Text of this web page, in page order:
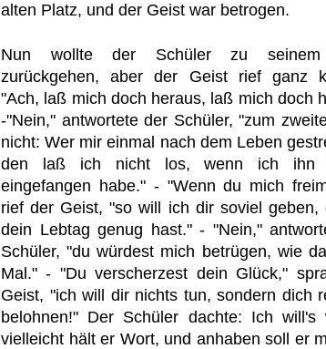
alten Platz, und der Geist war betrogen.
Nun wollte der Schüler zu seinem
zurückgehen, aber der Geist rief ganz
"Ach, laß mich doch heraus, laß mich doch
-"Nein," antwortete der Schüler, "zum
nicht: Wer mir einmal nach dem Leben
den laß ich nicht los, wenn ich ihn
eingefangen habe." - "Wenn du mich
rief der Geist, "so will ich dir soviel geben,
dein Lebtag genug hast." - "Nein,"
Schüler, "du würdest mich betrügen, wie
Mal." - "Du verscherzest dein Glück,"
Geist, "ich will dir nichts tun, sondern dich
belohnen!" Der Schüler dachte: Ich will's
vielleicht hält er Wort, und anhaben soll er